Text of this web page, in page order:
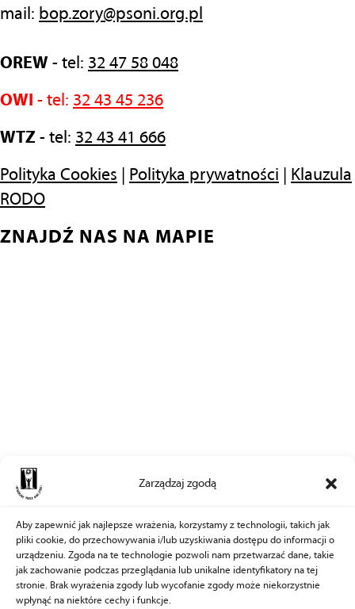
Zarządzaj zgodą
Aby zapewnić jak najlepsze wrażenia, korzystamy z technologii, takich jak
pliki cookie, do przechowywania i/lub uzyskiwania dostępu do informacji o
urządzeniu. Zgoda na te technologie pozwoli nam przetwarzać dane, takie
jak zachowanie podczas przeglądania lub unikalne identyfikatory na tej
stronie. Brak wyrażenia zgody lub wycofanie zgody może niekorzystnie
wpłynąć na niektóre cechy i funkcje.
mail: bop.zory@psoni.org.pl
OREW - tel: 32 47 58 048
OWI - tel: 32 43 45 236
WTZ - tel: 32 43 41 666
Polityka Cookies Polityka prywatności
Klauzula
RODO
ZNAJDŹ NAS NA MAPIE